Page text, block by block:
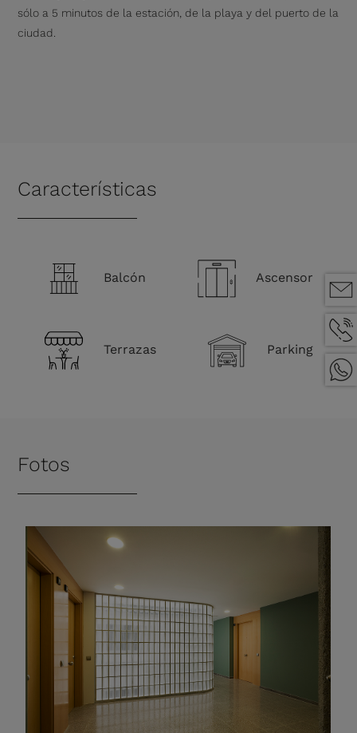
sólo a 5 minutos de la estación, de la playa y del puerto de la
ciudad.
Características
Balcón Ascensor
Terrazas Parking
Fotos